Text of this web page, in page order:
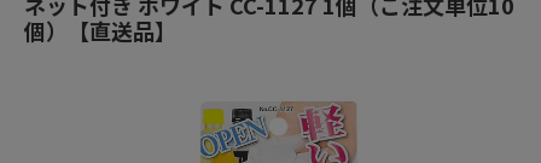
個）【直送品】